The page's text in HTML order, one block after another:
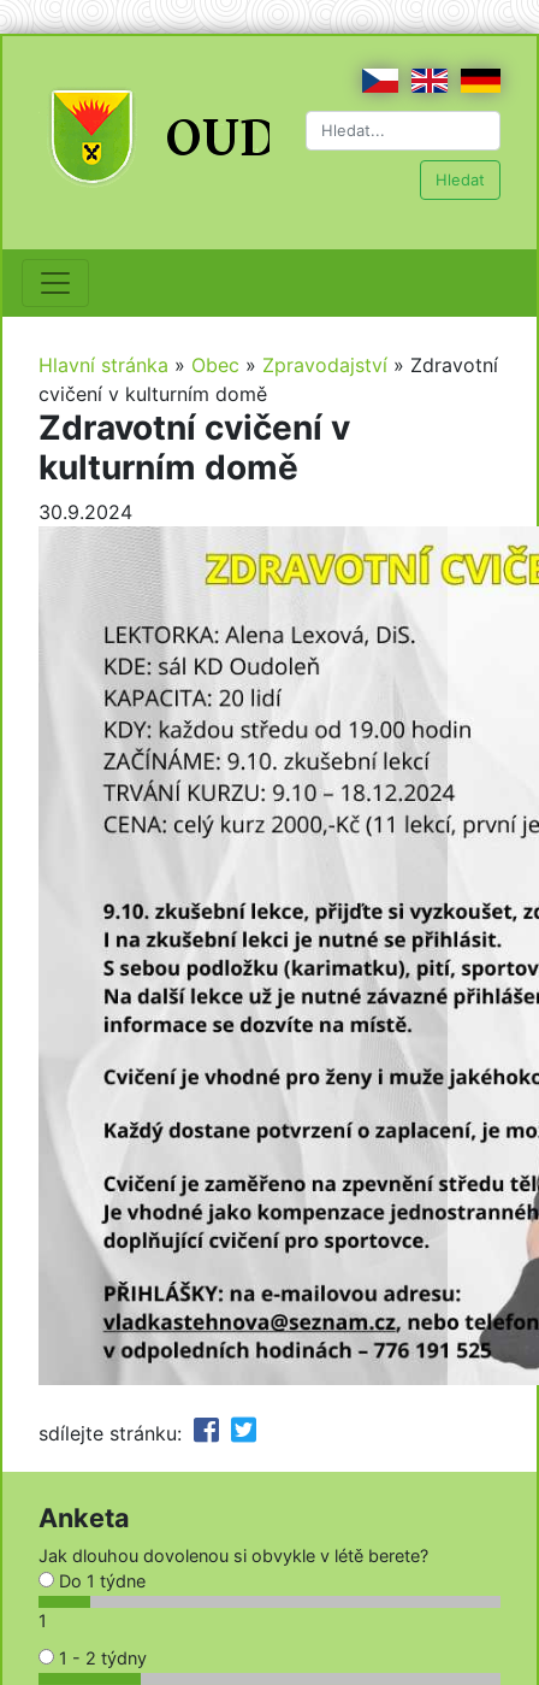
Hledat
Hlavní stránka » Obec » Zpravodajství » Zdravotní
cvičení v kulturním domě
Zdravotní cvičení v
kulturním domě
30.9.2024
sdílejte stránku:
Anketa
Jak dlouhou dovolenou si obvykle v létě berete?
Do 1 týdne
1
1 - 2 týdny